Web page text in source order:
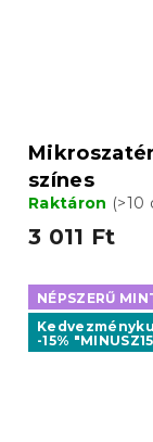
színes
Raktáron (>10
3 011 Ft
NÉPSZERŰ
-15%